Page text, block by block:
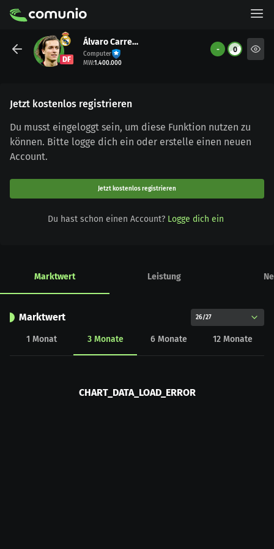
DF
Álvaro Carreras
Computer
MW:1.400.000
- 0
Jetzt kostenlos registrieren
Du musst eingeloggt sein, um diese Funktion nutzen zu
können. Bitte logge dich ein oder erstelle einen neuen
Account.
Jetzt kostenlos registrieren
Du hast schon einen Account? Logge dich ein
Marktwert Leistung
Marktwert 26/27
1 Monat 3 Monate 6 Monate 12 Monate
CHART_DATA_LOAD_ERROR